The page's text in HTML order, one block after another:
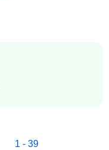
1 - 39